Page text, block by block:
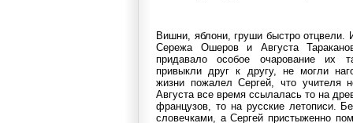
Вишни, яблони, груши быстро отцвели.
Сережа Ошеров и Августа
придавало особое очарование их
привыкли друг к другу, не могли
жизни пожалел Сергей, что учителя
Августа все время ссылалась то на
французов, то на русские летописи.
словечками, а Сергей пристыженно